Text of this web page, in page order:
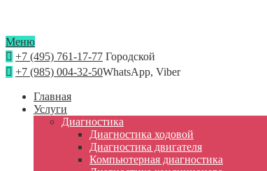
Меню
+7 (495) 761-17-77 Городской
+7 (985) 004-32-50WhatsApp, Viber
Главная
Услуги
Диагностика
Диагностика ходовой
Диагностика двигателя
Компьютерная диагностика